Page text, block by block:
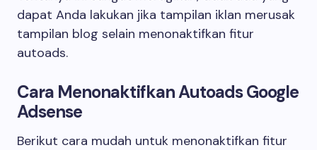
dapat Anda lakukan jika tampilan iklan merusak
tampilan blog selain menonaktifkan fitur
autoads.
Cara Menonaktifkan Autoads Google
Adsense
Berikut cara mudah untuk menonaktifkan fitur